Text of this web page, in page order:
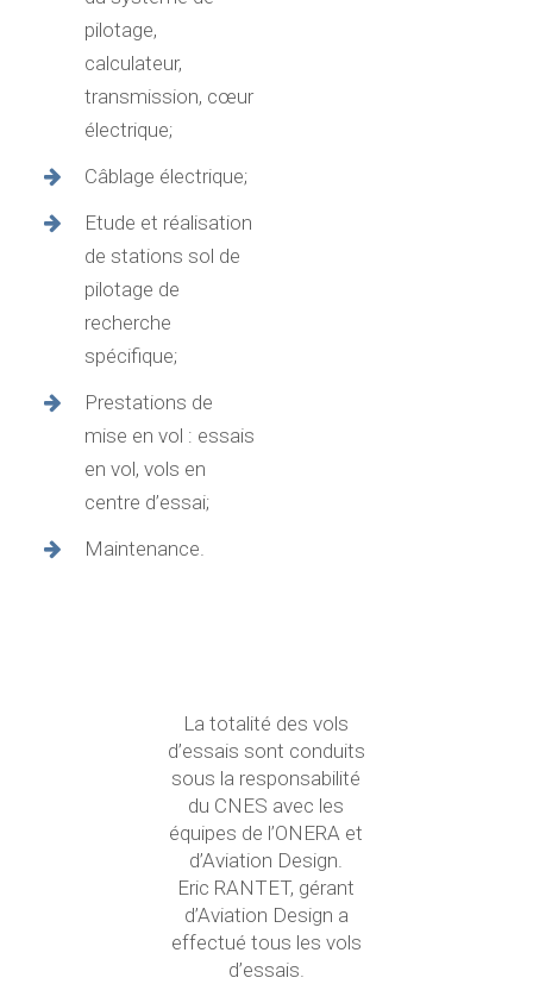
pilotage,
calculateur,
transmission, cœur
électrique;
Câblage électrique;
Etude et réalisation
de stations sol de
pilotage de
recherche
spécifique;
Prestations de
mise en vol : essais
en vol, vols en
centre d’essai;
Maintenance.
La totalité des vols
d’essais sont conduits
sous la responsabilité
du CNES avec les
équipes de l’ONERA et
d’Aviation Design.
Eric RANTET, gérant
d’Aviation Design a
effectué tous les vols
d’essais.